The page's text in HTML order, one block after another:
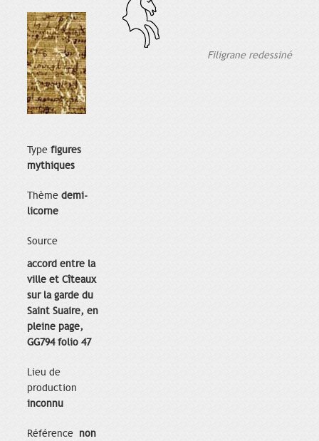
Type figures
mythiques
Thème demi-
licorne
Source
accord entre la
ville et Cîteaux
sur la garde du
Saint Suaire, en
pleine page,
GG794 folio 47
Lieu de
production
inconnu
Référence non
Filigrane redessiné